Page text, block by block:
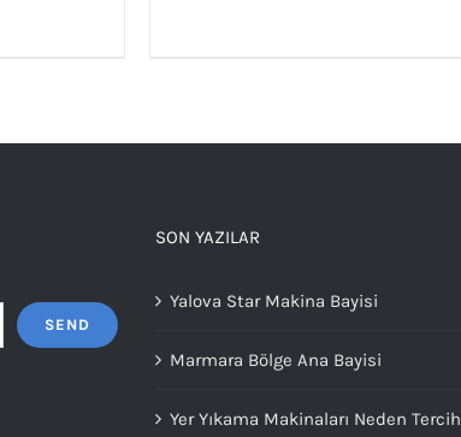
SON YAZILAR
Yalova Star Makina Bayisi
Marmara Bölge Ana Bayisi
Yer Yıkama Makinaları Neden Tercih